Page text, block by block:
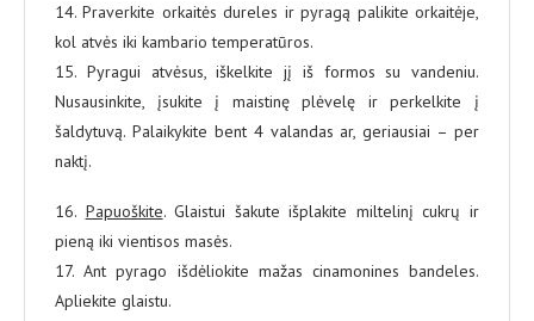
14. Praverkite orkaitės dureles ir pyragą palikite orkaitėje,
kol atvės iki kambario temperatūros.
15. Pyragui atvėsus, iškelkite jį iš formos su vandeniu.
Nusausinkite, įsukite į maistinę plėvelę ir perkelkite į
šaldytuvą. Palaikykite bent 4 valandas ar, geriausiai – per
naktį.
16. Papuoškite. Glaistui šakute išplakite miltelinį cukrų ir
pieną iki vientisos masės.
17. Ant pyrago išdėliokite mažas cinamonines bandeles.
Apliekite glaistu.